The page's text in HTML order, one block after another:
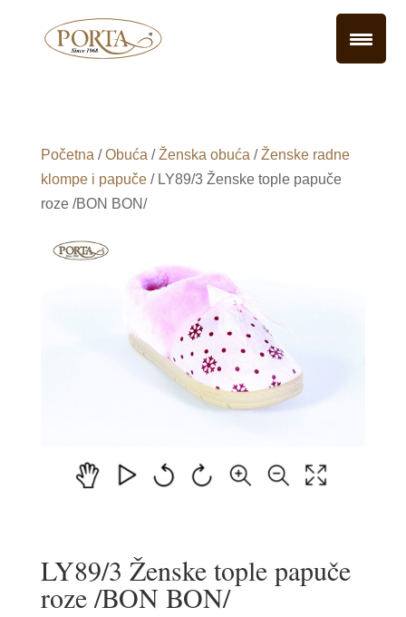
Početna /Obuća /Ženska obuća /Ženske radne
klompe i papuče/ LY89/3 Ženske tople papuče
roze /BON BON/
LY89/3 Ženske tople papuče
roze /BON BON/